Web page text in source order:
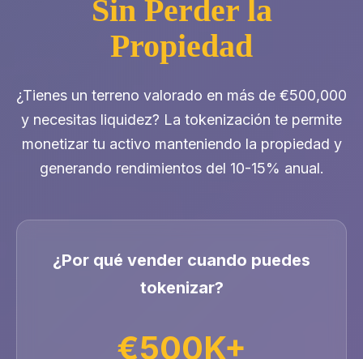
Sin Perder la
Propiedad
¿Tienes un terreno valorado en más de €500,000
y necesitas liquidez? La tokenización te permite
monetizar tu activo manteniendo la propiedad y
generando rendimientos del 10-15% anual.
¿Por qué vender cuando puedes
tokenizar?
€500K+